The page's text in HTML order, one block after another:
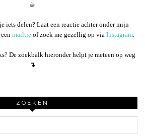
☕︎
iets delen? Laat een reactie achter onder mijn
mailtje of zoek me gezellig op via Instagram.
De zoekbalk hieronder helpt je meteen op weg
↴
ZOEKEN